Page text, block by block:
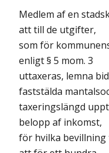
Medlem af en
att till de utgifter,
som för
enligt § 5 mom. 3
uttaxeras, lemna
faststälda
taxeringslängd
belopp af inkomst,
för hvilka bevillning